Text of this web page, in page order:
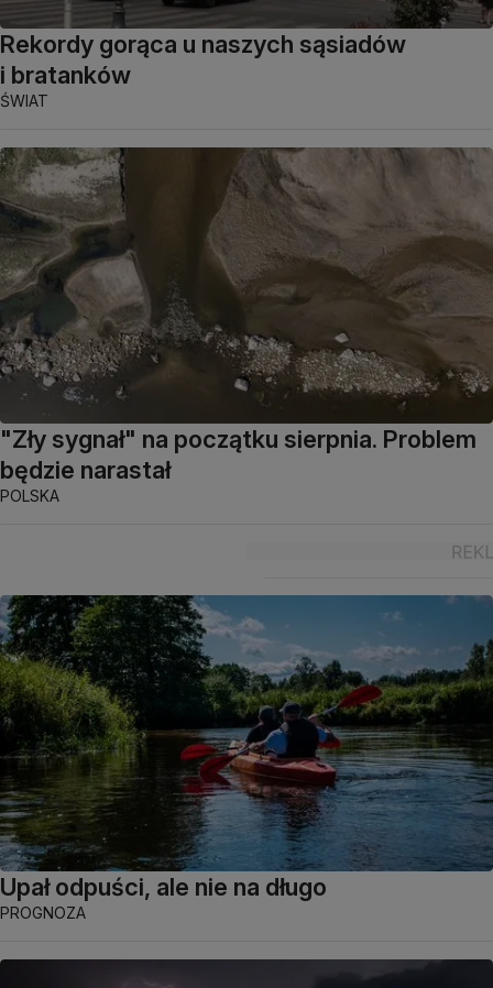
Rekordy gorąca u naszych sąsiadów
i bratanków
ŚWIAT
"Zły sygnał" na początku sierpnia. Problem
będzie narastał
POLSKA
Upał odpuści, ale nie na długo
PROGNOZA